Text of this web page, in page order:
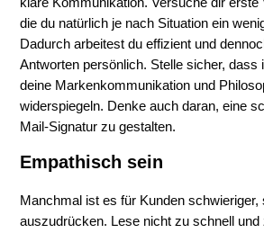
die du natürlich je nach Situation ein
Dadurch arbeitest du effizient und
Antworten persönlich. Stelle sicher, dass
deine Markenkommunikation und
widerspiegeln. Denke auch daran, eine
Mail-Signatur zu gestalten.
Empathisch sein
Manchmal ist es für Kunden
auszudrücken. Lese nicht zu schnell und